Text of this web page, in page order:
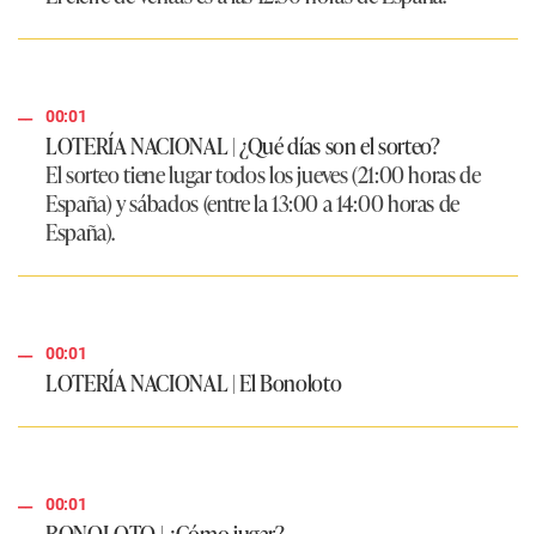
00:01
LOTERÍA NACIONAL | ¿Qué días son el sorteo?
El sorteo tiene lugar todos los jueves (21:00 horas de
España) y sábados (entre la 13:00 a 14:00 horas de
España).
00:01
LOTERÍA NACIONAL | El Bonoloto
00:01